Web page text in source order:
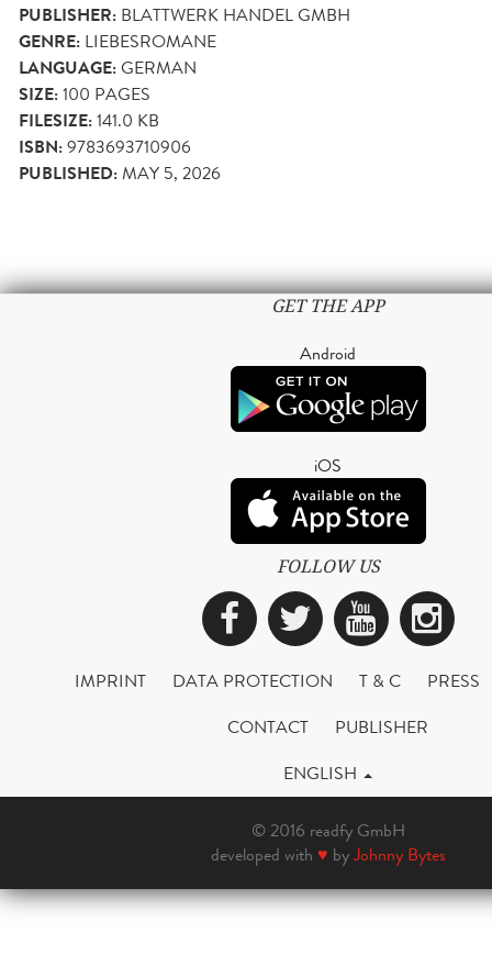
PUBLISHER: BLATTWERK HANDEL GMBH
GENRE: LIEBESROMANE
LANGUAGE:GERMAN
SIZE:100 PAGES
FILESIZE:141.0 KB
ISBN:9783693710906
PUBLISHED:MAY 5, 2026
GET THE APP
Android
iOS
FOLLOW US
Facebook
Twitter
IMPRINT DATA PROTECTION T & C
PRESS
CONTACT
PUBLISHER
ENGLISH
© 2016 readfy GmbH
developed with ♥ byJohnny Bytes